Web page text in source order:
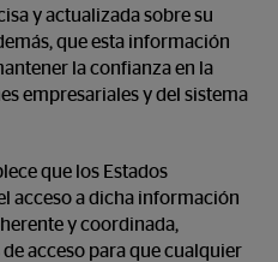
y actualizada sobre su
que esta información
la confianza en la
empresariales y del sistema
que los Estados
acceso a dicha información
y coordinada,
acceso para que cualquier